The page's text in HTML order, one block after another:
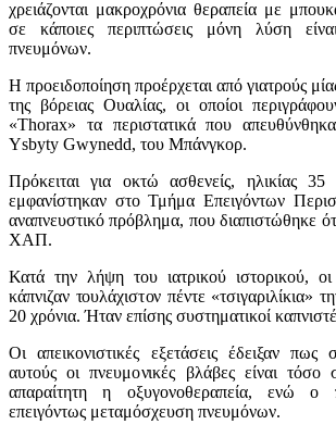
χρειάζονται μακροχρόνια θεραπεία με
σε κάποιες περιπτώσεις μόνη λύση
πνευμόνων.
Η προειδοποίηση προέρχεται από γιατρούς
της βόρειας Ουαλίας, οι οποίοι
«Thorax» τα περιστατικά που
Ysbyty Gwynedd, του Μπάνγκορ.
Πρόκειται για οκτώ ασθενείς, ηλικίας
εμφανίστηκαν στο Τμήμα Επειγόντων
αναπνευστικό πρόβλημα, που διαπιστώθηκε
ΧΑΠ.
Κατά την λήψη του ιατρικού ιστορικού, οι
κάπνιζαν τουλάχιστον πέντε «τσιγαριλίκια»
20 χρόνια. Ήταν επίσης συστηματικοί
Οι απεικονιστικές εξετάσεις έδειξαν πως
αυτούς οι πνευμονικές βλάβες είναι τόσο
απαραίτητη η οξυγονοθεραπεία, ενώ ο
επειγόντως μεταμόσχευση πνευμόνων.